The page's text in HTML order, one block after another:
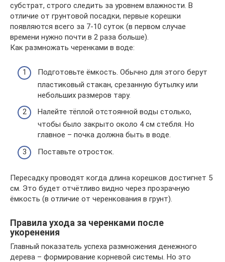
субстрат, строго следить за уровнем влажности. В
отличие от грунтовой посадки, первые корешки
появляются всего за 7-10 суток (в первом случае
времени нужно почти в 2 раза больше).
Как размножать черенками в воде:
Подготовьте ёмкость. Обычно для этого берут
пластиковый стакан, срезанную бутылку или
небольших размеров тару.
Налейте тёплой отстоянной воды столько,
чтобы было закрыто около 4 см стебля. Но
главное – почка должна быть в воде.
Поставьте отросток.
Пересадку проводят когда длина корешков достигнет 5
см. Это будет отчётливо видно через прозрачную
ёмкость (в отличие от черенкования в грунт).
Правила ухода за черенками после
укоренения
Главный показатель успеха размножения денежного
дерева – формирование корневой системы. Но это